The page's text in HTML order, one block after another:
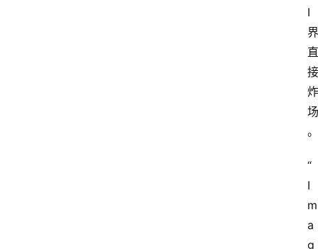
I
界
直
接
炸
场
。
“
I
m
a
g